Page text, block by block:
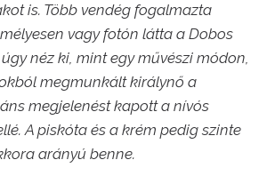
is. Több vendég fogalmazta
vagy fotón látta a Dobos
néz ki, mint egy művészi módon,
megmunkált királynő a
megjelenést kapott a nívós
A piskóta és a krém pedig szinte
arányú benne.